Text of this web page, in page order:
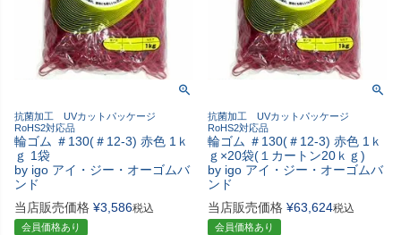
抗菌加工 UVカットパッケージ
RoHS2対応品
輪ゴム ＃130(＃12-3) 赤色 1ｋ
ｇ 1袋
by igo アイ・ジー・オーゴムバ
ンド
当店販売価格 ¥3,586税込
会員価格あり
抗菌加工 UVカットパッケージ
RoHS2対応品
輪ゴム ＃130(＃12-3) 赤色 1ｋ
ｇ×20袋(１カートン20ｋｇ)
by igo アイ・ジー・オーゴムバ
ンド
当店販売価格 ¥63,624税込
会員価格あり